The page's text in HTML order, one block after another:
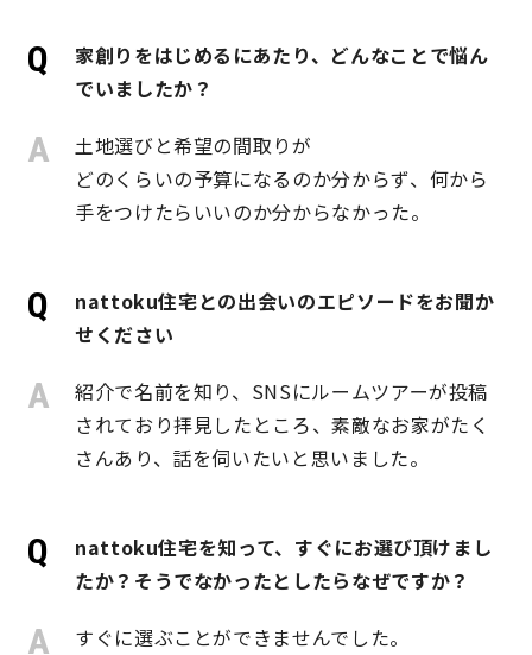
営業時間／10:00～20:00 定休日／年末年始
来店・見学予約
nattoku住宅 10のこだわり
理想の暮らしを引き出すデザイン力
家具まで標準仕様の空間コーディネート
家創りをはじめるにあたり、どんなことで悩ん
でいましたか？
土地選びと希望の間取りが
どのくらいの予算になるのか分からず、何から
手をつけたらいいのか分からなかった。
nattoku住宅との出会いのエピソードをお聞か
せください
紹介で名前を知り、SNSにルームツアーが投稿
されており拝見したところ、素敵なお家がたく
さんあり、話を伺いたいと思いました。
nattoku住宅を知って、すぐにお選び頂けまし
たか？そうでなかったとしたらなぜですか？
すぐに選ぶことができませんでした。